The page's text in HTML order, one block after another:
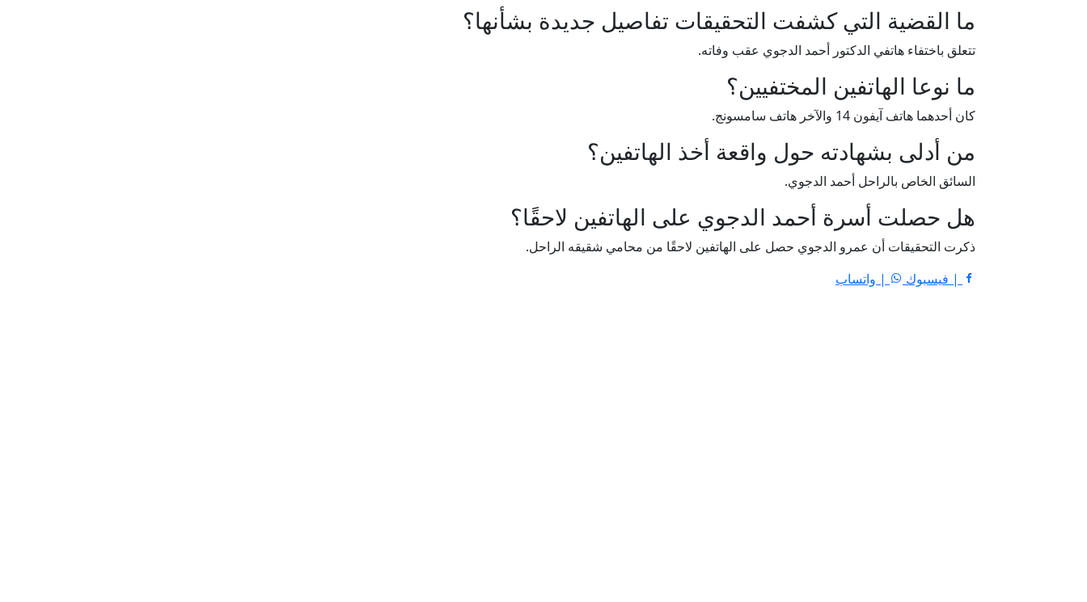
ما القضية التي كشفت التحقيقات تفاصيل جديدة بشأنها؟
تتعلق باختفاء هاتفي الدكتور أحمد الدجوي عقب وفاته.
ما نوعا الهاتفين المختفيين؟
كان أحدهما هاتف آيفون 14 والآخر هاتف سامسونج.
من أدلى بشهادته حول واقعة أخذ الهاتفين؟
السائق الخاص بالراحل أحمد الدجوي.
هل حصلت أسرة أحمد الدجوي على الهاتفين لاحقًا؟
ذكرت التحقيقات أن عمرو الدجوي حصل على الهاتفين لاحقًا من محامي شقيقه الراحل.
| فيسبوك
| واتساب